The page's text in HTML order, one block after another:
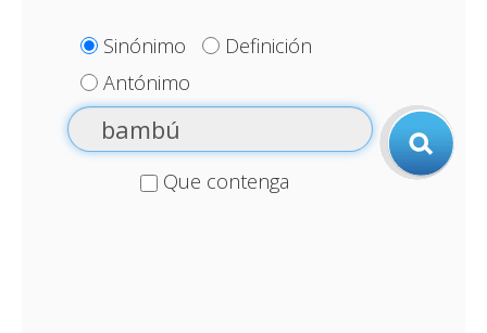
Sinónimo
Definición
Antónimo
Que contenga